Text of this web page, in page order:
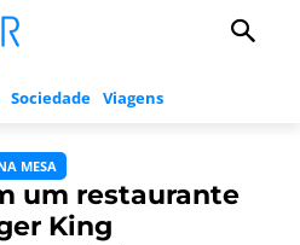
Sociedade Viagens
MESA
um restaurante
King